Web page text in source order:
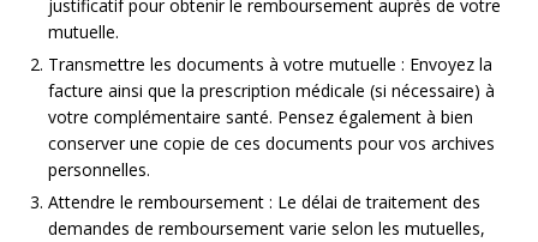
justificatif pour obtenir le remboursement auprès de votre
mutuelle.
Transmettre les documents à votre mutuelle : Envoyez la
facture ainsi que la prescription médicale (si nécessaire) à
votre complémentaire santé. Pensez également à bien
conserver une copie de ces documents pour vos archives
personnelles.
Attendre le remboursement : Le délai de traitement des
demandes de remboursement varie selon les mutuelles,